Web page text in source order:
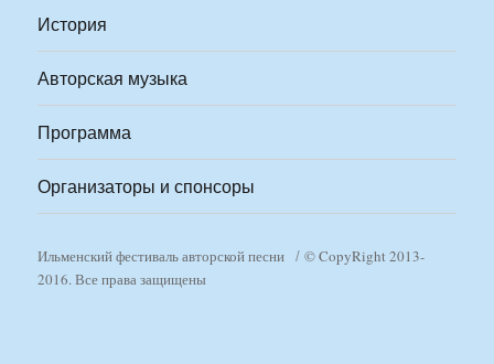
История
Авторская музыка
Программа
Организаторы и спонсоры
Ильменский фестиваль авторской песни
© CopyRight 2013-
2016. Все права защищены